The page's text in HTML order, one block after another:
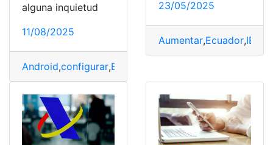
alguna inquietud
11/08/2025
Android,configurar,Emergencia
23/05/2025
Aumentar,Ecuador,IESS